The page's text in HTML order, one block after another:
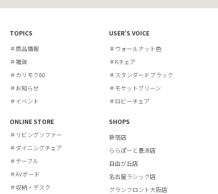
TOPICS
＃商品情報
＃雑貨
＃カリモク60
＃お知らせ
＃イベント
USER’S VOICE
＃ウォールナット色
＃Kチェア
＃スタンダードブラック
＃モケットグリーン
＃ロビーチェア
ONLINE STORE
＃リビングソファー
＃ダイニングチェア
＃テーブル
＃AVボード
＃収納・デスク
SHOPS
新宿店
ららぽーと豊洲店
自由が丘店
名古屋ラシック店
グランフロント大阪店